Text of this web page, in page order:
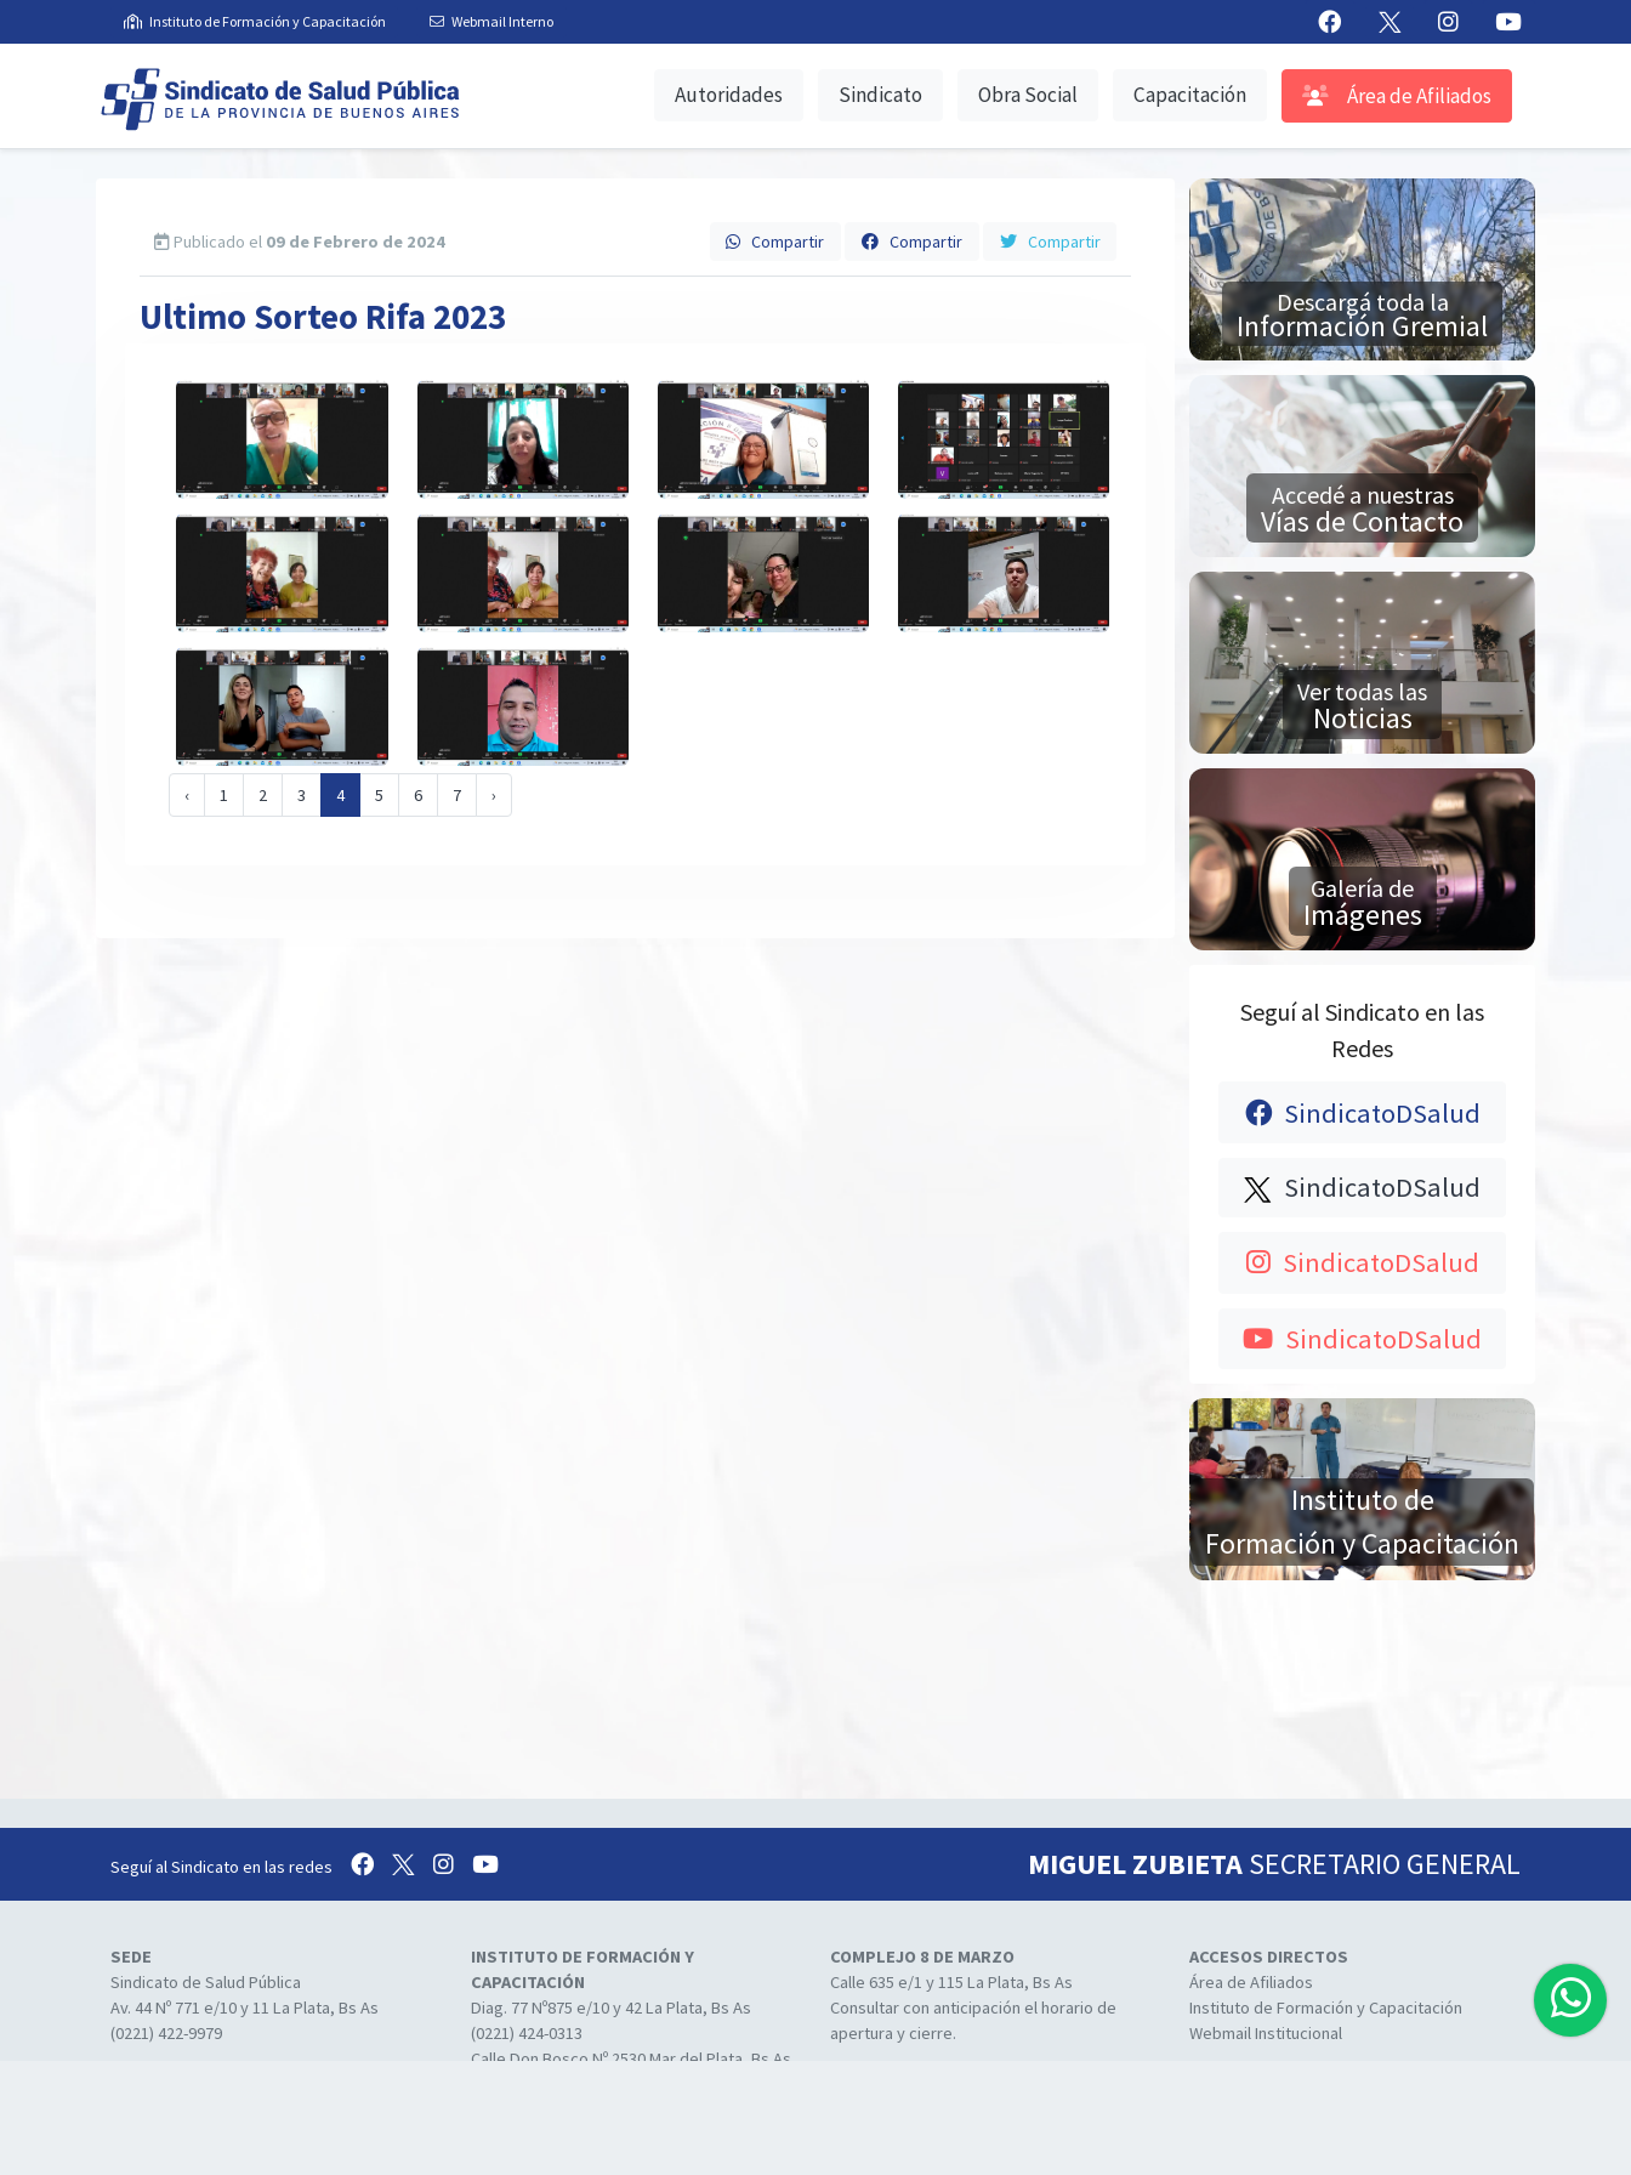
Instituto de Formación y Capacitación Webmail Interno
Autoridades Sindicato Obra Social Capacitación Área de Afiliados
Publicado el 09 de Febrero de 2024 Compartir Compartir Compartir
Ultimo Sorteo Rifa 2023
‹ 1 2 3 4 5 6 7 ›
Descargá toda la
Información Gremial
Accedé a nuestras
Vías de Contacto
Ver todas las
Noticias
Galería de
Imágenes
Seguí al Sindicato en las
Redes
SindicatoDSalud
SindicatoDSalud
SindicatoDSalud
SindicatoDSalud
Instituto de
Formación y Capacitación
Seguí al Sindicato en las redes MIGUEL ZUBIETASECRETARIO GENERAL
SEDE
Sindicato de Salud Pública
Av. 44 Nº 771 e/10 y 11 La Plata, Bs As
(0221) 422-9979
INSTITUTO DE FORMACIÓN Y
CAPACITACIÓN
Diag. 77 Nº875 e/10 y 42 La Plata, Bs As
(0221) 424-0313
Calle Don Bosco Nº 2530 Mar del Plata, Bs As
COMPLEJO 8 DE MARZO
Calle 635 e/1 y 115 La Plata, Bs As
Consultar con anticipación el horario de
apertura y cierre.
ACCESOS DIRECTOS
Área de Afiliados
Instituto de Formación y Capacitación
Webmail Institucional